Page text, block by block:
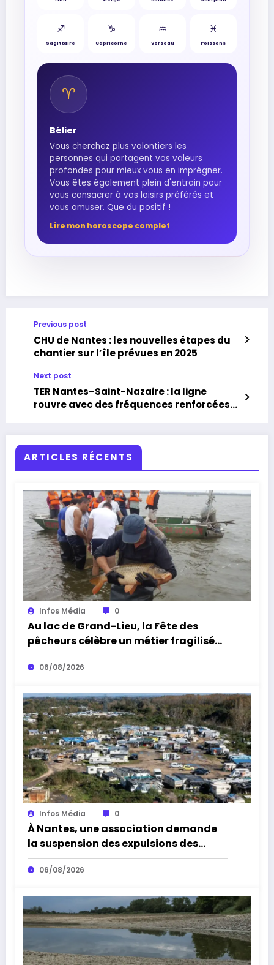
♐︎
Sagittaire
♑︎
Capricorne
♒︎
Verseau
♓︎
Poissons
♈︎
Bélier
Vous cherchez plus volontiers les
personnes qui partagent vos valeurs
profondes pour mieux vous en imprégner.
Vous êtes également plein d'entrain pour
vous consacrer à vos loisirs préférés et
vous amuser. Que du positif !
Lire mon horoscope complet
Previous post
CHU de Nantes : les nouvelles étapes du
chantier sur l’île prévues en 2025
Next post
TER Nantes–Saint-Nazaire : la ligne
rouvre avec des fréquences renforcées
ARTICLES RÉCENTS
Infos Média 0
Au lac de Grand-Lieu, la Fête des
pêcheurs célèbre un métier fragilisé
par les cormorans et la sécheresse
06/08/2026
Infos Média 0
À Nantes, une association demande
la suspension des expulsions des
bidonvilles sans solution de
relogement
06/08/2026